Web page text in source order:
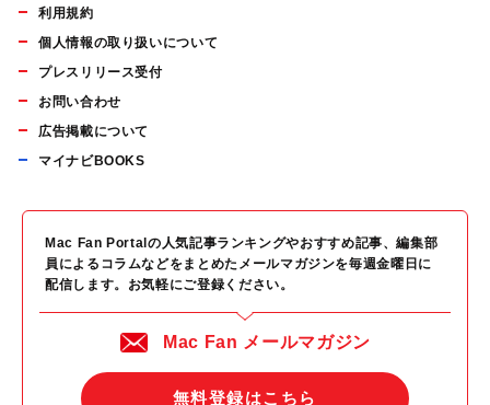
利用規約
個人情報の取り扱いについて
プレスリリース受付
お問い合わせ
広告掲載について
マイナビBOOKS
Mac Fan Portalの人気記事ランキングやおすすめ記事、編集部
員によるコラムなどをまとめたメールマガジンを毎週金曜日に
配信します。お気軽にご登録ください。
Mac Fan メールマガジン
無料登録はこちら